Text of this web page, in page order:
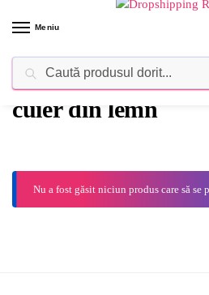
Meniu
Dropshipping Romania⚡
cuier din lemn
Nu a fost găsit niciun produs care să se